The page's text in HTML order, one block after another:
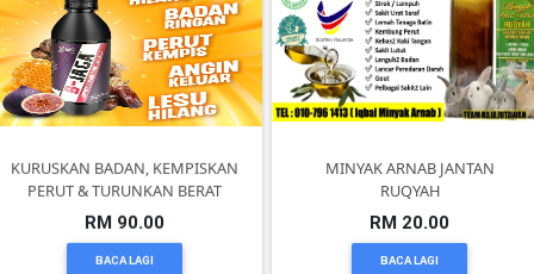
KURUSKAN BADAN, KEMPISKAN
PERUT & TURUNKAN BERAT
RM 90.00
BACA LAGI
MINYAK ARNAB JANTAN
RUQYAH
RM 20.00
BACA LAGI
PEKERJAAN(0)
SERVIS(17)
BENDA(1)